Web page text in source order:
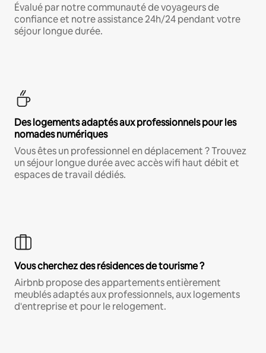
Évalué par notre communauté de voyageurs de
confiance et notre assistance 24h/24 pendant votre
séjour longue durée.
Des logements adaptés aux professionnels pour les
nomades numériques
Vous êtes un professionnel en déplacement ? Trouvez
un séjour longue durée avec accès wifi haut débit et
espaces de travail dédiés.
Vous cherchez des résidences de tourisme ?
Airbnb propose des appartements entièrement
meublés adaptés aux professionnels, aux logements
d'entreprise et pour le relogement.